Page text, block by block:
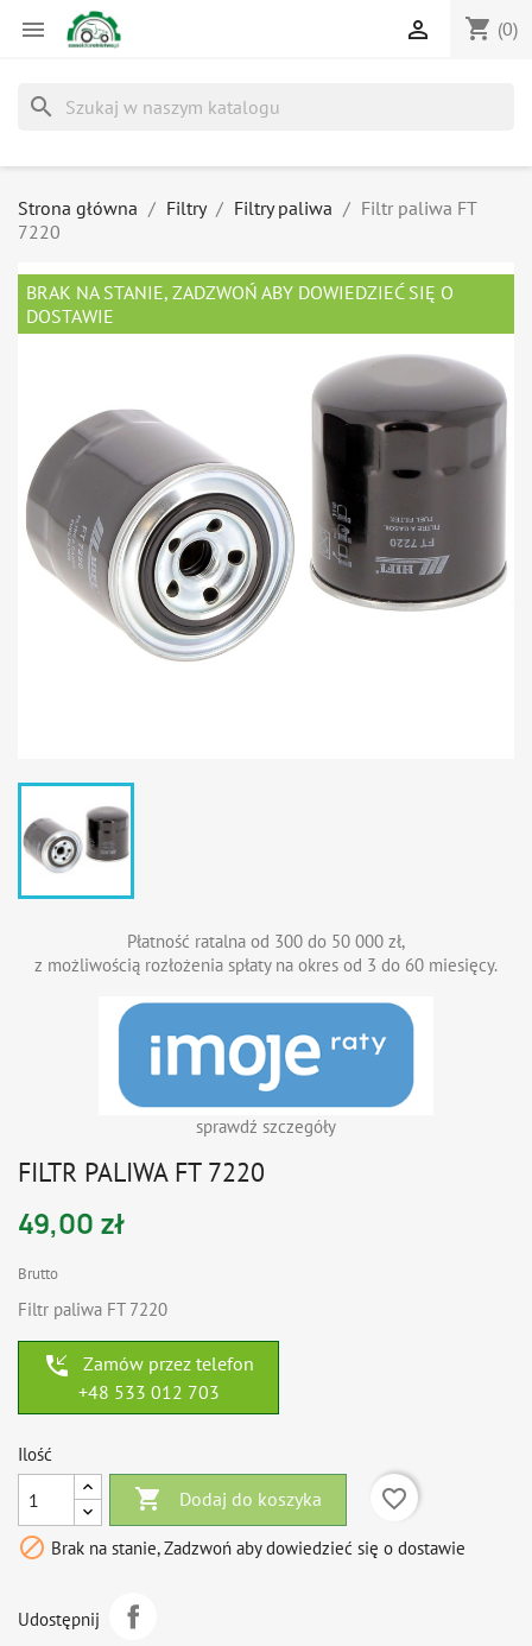
 shopping_cart (0)

search
Strona główna Filtry Filtry paliwa
Filtr paliwa FT
7220
BRAK NA STANIE, ZADZWOŃ ABY DOWIEDZIEĆ SIĘ O
DOSTAWIE
Płatność ratalna od 300 do 50 000 zł,
z możliwością rozłożenia spłaty na okres od 3 do 60 miesięcy.
sprawdź szczegóły
FILTR PALIWA FT 7220
49,00 zł
Brutto
Filtr paliwa FT 7220
phone_callback
Zamów przez telefon
+48 533 012 703
Ilość
 Dodaj do koszyka
favorite_border
 Brak na stanie, Zadzwoń aby dowiedzieć się o dostawie
Udostępnij